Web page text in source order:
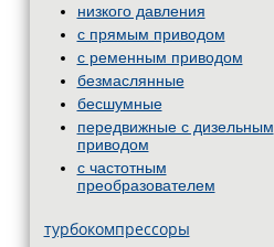
низкого давления
с прямым приводом
с ременным приводом
безмаслянные
бесшумные
передвижные c дизельным
приводом
с частотным
преобразователем
турбокомпрессоры